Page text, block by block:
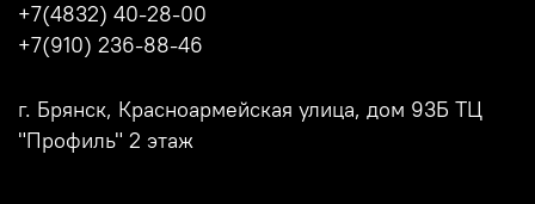
+7(4832) 40-28-00
+7(910) 236-88-46
г. Брянск, Красноармейская улица, дом 93Б ТЦ
"Профиль" 2 этаж